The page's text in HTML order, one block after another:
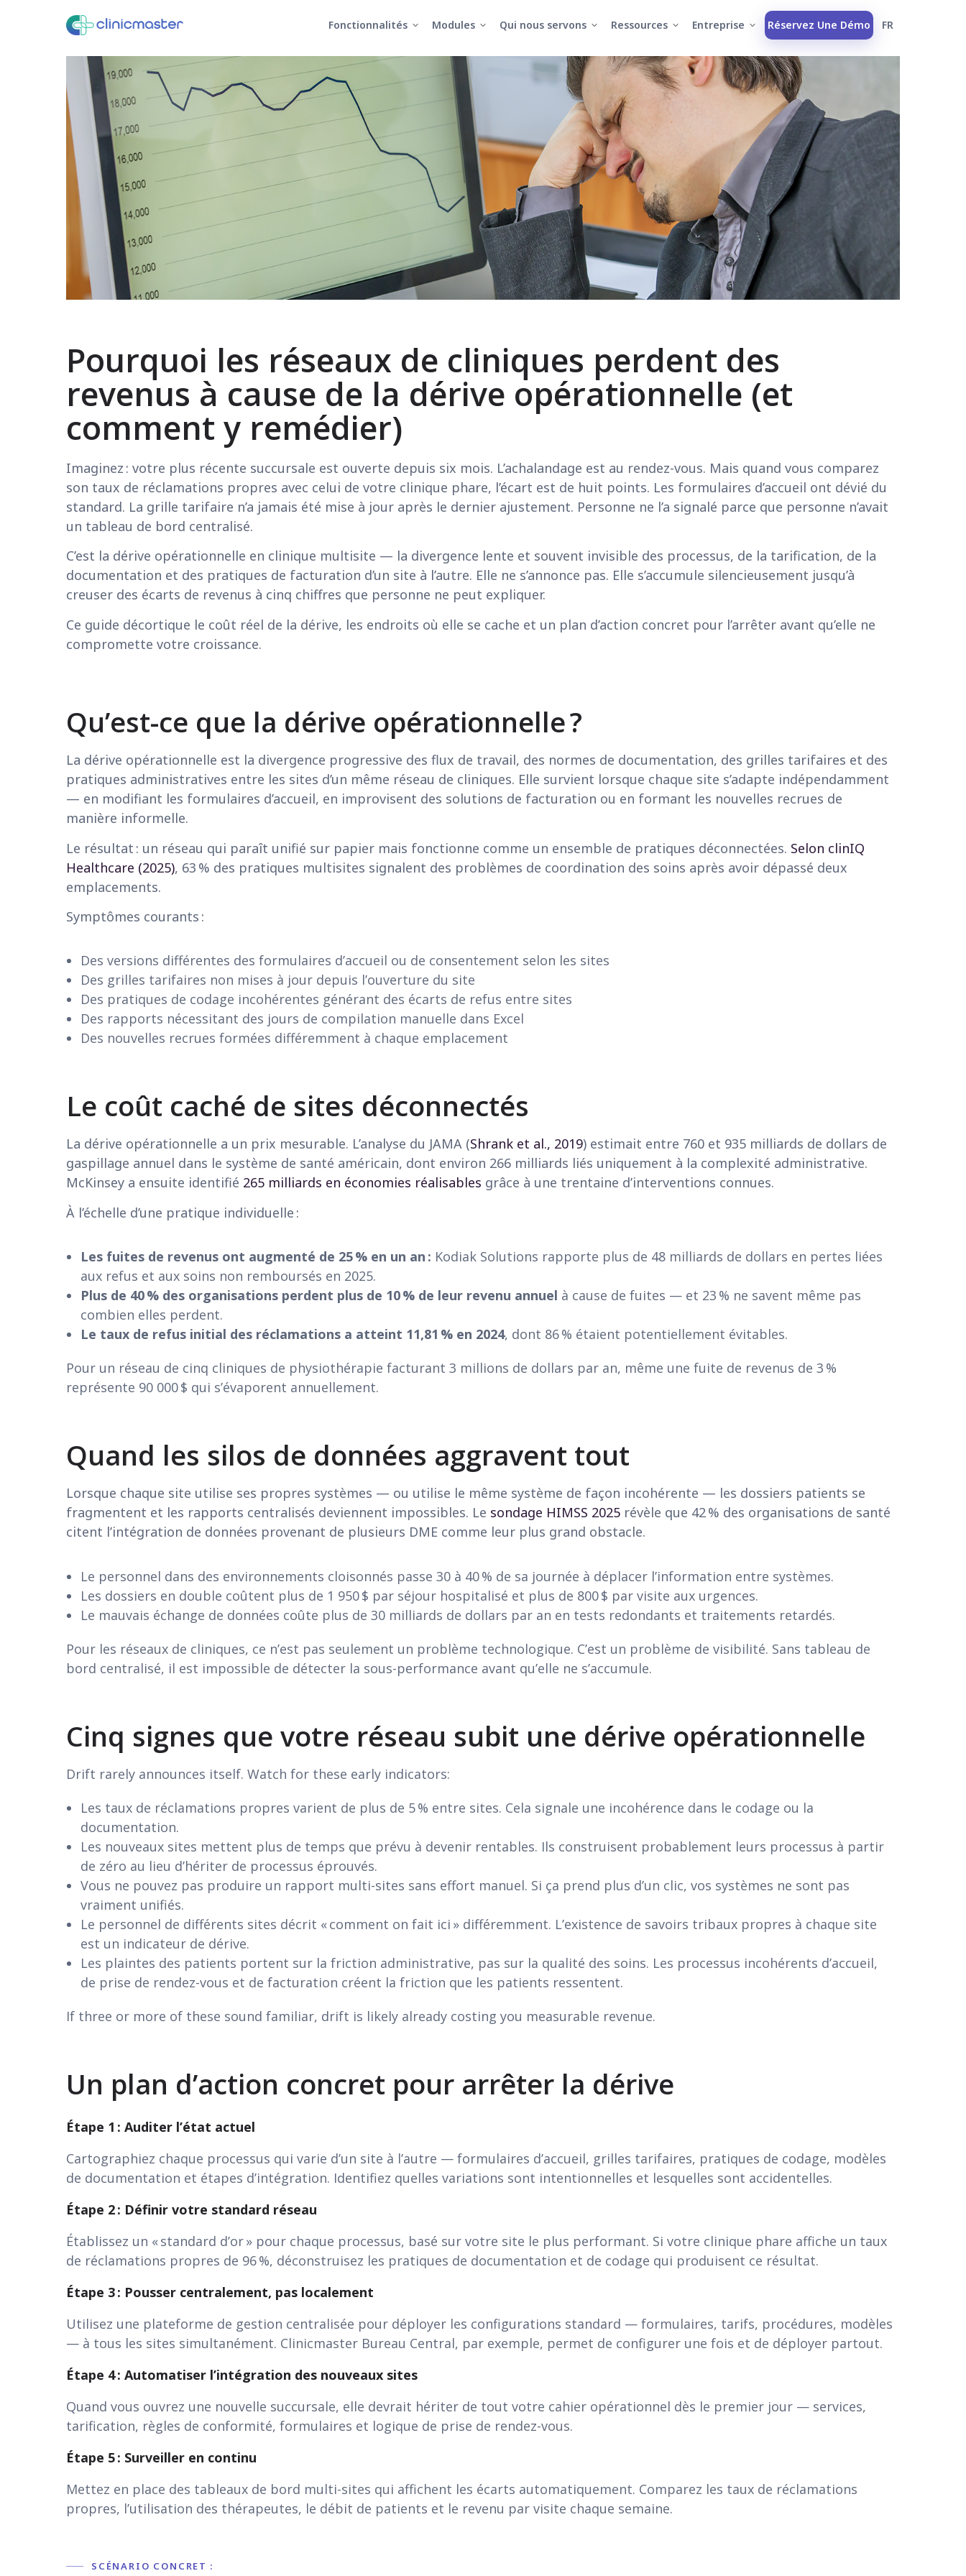
Fonctionnalités Modules Qui nous servons Ressources Entreprise Réservez Une Démo FR
Pourquoi les réseaux de cliniques perdent des
revenus à cause de la dérive opérationnelle (et
comment y remédier)
Imaginez : votre plus récente succursale est ouverte depuis six mois. L’achalandage est au rendez-vous. Mais quand vous comparez
son taux de réclamations propres avec celui de votre clinique phare, l’écart est de huit points. Les formulaires d’accueil ont dévié du
standard. La grille tarifaire n’a jamais été mise à jour après le dernier ajustement. Personne ne l’a signalé parce que personne n’avait
un tableau de bord centralisé.
C’est la dérive opérationnelle en clinique multisite — la divergence lente et souvent invisible des processus, de la tarification, de la
documentation et des pratiques de facturation d’un site à l’autre. Elle ne s’annonce pas. Elle s’accumule silencieusement jusqu’à
creuser des écarts de revenus à cinq chiffres que personne ne peut expliquer.
Ce guide décortique le coût réel de la dérive, les endroits où elle se cache et un plan d’action concret pour l’arrêter avant qu’elle ne
compromette votre croissance.
Qu’est-ce que la dérive opérationnelle ?
La dérive opérationnelle est la divergence progressive des flux de travail, des normes de documentation, des grilles tarifaires et des
pratiques administratives entre les sites d’un même réseau de cliniques. Elle survient lorsque chaque site s’adapte indépendamment
— en modifiant les formulaires d’accueil, en improvisent des solutions de facturation ou en formant les nouvelles recrues de
manière informelle.
Le résultat : un réseau qui paraît unifié sur papier mais fonctionne comme un ensemble de pratiques déconnectées. Selon clinIQ
Healthcare (2025), 63 % des pratiques multisites signalent des problèmes de coordination des soins après avoir dépassé deux
emplacements.
Symptômes courants :
Des versions différentes des formulaires d’accueil ou de consentement selon les sites
Des grilles tarifaires non mises à jour depuis l’ouverture du site
Des pratiques de codage incohérentes générant des écarts de refus entre sites
Des rapports nécessitant des jours de compilation manuelle dans Excel
Des nouvelles recrues formées différemment à chaque emplacement
Le coût caché de sites déconnectés
La dérive opérationnelle a un prix mesurable. L’analyse du JAMA (Shrank et al., 2019) estimait entre 760 et 935 milliards de dollars de
gaspillage annuel dans le système de santé américain, dont environ 266 milliards liés uniquement à la complexité administrative.
McKinsey a ensuite identifié 265 milliards en économies réalisables grâce à une trentaine d’interventions connues.
À l’échelle d’une pratique individuelle :
Les fuites de revenus ont augmenté de 25 % en un an : Kodiak Solutions rapporte plus de 48 milliards de dollars en pertes liées
aux refus et aux soins non remboursés en 2025.
Plus de 40 % des organisations perdent plus de 10 % de leur revenu annuel à cause de fuites — et 23 % ne savent même pas
combien elles perdent.
Le taux de refus initial des réclamations a atteint 11,81 % en 2024, dont 86 % étaient potentiellement évitables.
Pour un réseau de cinq cliniques de physiothérapie facturant 3 millions de dollars par an, même une fuite de revenus de 3 %
représente 90 000 $ qui s’évaporent annuellement.
Quand les silos de données aggravent tout
Lorsque chaque site utilise ses propres systèmes — ou utilise le même système de façon incohérente — les dossiers patients se
fragmentent et les rapports centralisés deviennent impossibles. Le sondage HIMSS 2025 révèle que 42 % des organisations de santé
citent l’intégration de données provenant de plusieurs DME comme leur plus grand obstacle.
Le personnel dans des environnements cloisonnés passe 30 à 40 % de sa journée à déplacer l’information entre systèmes.
Les dossiers en double coûtent plus de 1 950 $ par séjour hospitalisé et plus de 800 $ par visite aux urgences.
Le mauvais échange de données coûte plus de 30 milliards de dollars par an en tests redondants et traitements retardés.
Pour les réseaux de cliniques, ce n’est pas seulement un problème technologique. C’est un problème de visibilité. Sans tableau de
bord centralisé, il est impossible de détecter la sous-performance avant qu’elle ne s’accumule.
Cinq signes que votre réseau subit une dérive opérationnelle
Drift rarely announces itself. Watch for these early indicators:
Les taux de réclamations propres varient de plus de 5 % entre sites. Cela signale une incohérence dans le codage ou la
documentation.
Les nouveaux sites mettent plus de temps que prévu à devenir rentables. Ils construisent probablement leurs processus à partir
de zéro au lieu d’hériter de processus éprouvés.
Vous ne pouvez pas produire un rapport multi-sites sans effort manuel. Si ça prend plus d’un clic, vos systèmes ne sont pas
vraiment unifiés.
Le personnel de différents sites décrit « comment on fait ici » différemment. L’existence de savoirs tribaux propres à chaque site
est un indicateur de dérive.
Les plaintes des patients portent sur la friction administrative, pas sur la qualité des soins. Les processus incohérents d’accueil,
de prise de rendez-vous et de facturation créent la friction que les patients ressentent.
If three or more of these sound familiar, drift is likely already costing you measurable revenue.
Un plan d’action concret pour arrêter la dérive
Étape 1 : Auditer l’état actuel
Cartographiez chaque processus qui varie d’un site à l’autre — formulaires d’accueil, grilles tarifaires, pratiques de codage, modèles
de documentation et étapes d’intégration. Identifiez quelles variations sont intentionnelles et lesquelles sont accidentelles.
Étape 2 : Définir votre standard réseau
Établissez un « standard d’or » pour chaque processus, basé sur votre site le plus performant. Si votre clinique phare affiche un taux
de réclamations propres de 96 %, déconstruisez les pratiques de documentation et de codage qui produisent ce résultat.
Étape 3 : Pousser centralement, pas localement
Utilisez une plateforme de gestion centralisée pour déployer les configurations standard — formulaires, tarifs, procédures, modèles
— à tous les sites simultanément. Clinicmaster Bureau Central, par exemple, permet de configurer une fois et de déployer partout.
Étape 4 : Automatiser l’intégration des nouveaux sites
Quand vous ouvrez une nouvelle succursale, elle devrait hériter de tout votre cahier opérationnel dès le premier jour — services,
tarification, règles de conformité, formulaires et logique de prise de rendez-vous.
Étape 5 : Surveiller en continu
Mettez en place des tableaux de bord multi-sites qui affichent les écarts automatiquement. Comparez les taux de réclamations
propres, l’utilisation des thérapeutes, le débit de patients et le revenu par visite chaque semaine.
SCÉNARIO CONCRET :